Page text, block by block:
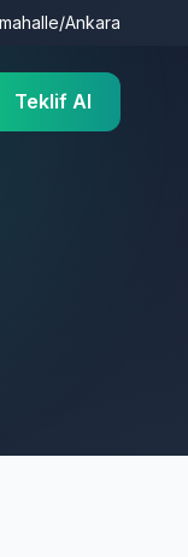
Ankara
Teklif Al